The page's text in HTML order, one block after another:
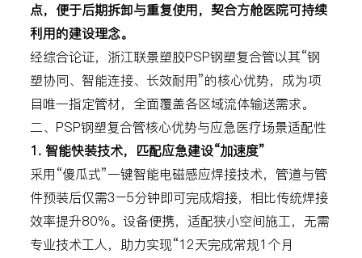
点，便于后期拆卸与重复使用，契合方舱医院可持续
利用的建设理念。
经综合论证，浙江联景塑胶PSP钢塑复合管以其“钢
塑协同、智能连接、长效耐用”的核心优势，成为项
目唯一指定管材，全面覆盖各区域流体输送需求。
二、PSP钢塑复合管核心优势与应急医疗场景适配性
1. 智能快装技术，匹配应急建设“加速度”
采用“傻瓜式”一键智能电磁感应焊接技术，管道与管
件预装后仅需3–5分钟即可完成熔接，相比传统焊接
效率提升80%。设备便携，适配狭小空间施工，无需
专业技术工人，助力实现“12天完成常规1个月